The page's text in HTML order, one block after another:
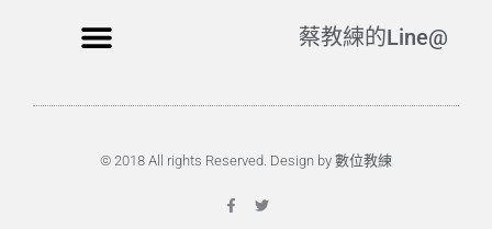
蔡教練的Line@
© 2018 All rights Reserved. Design by 數位教練